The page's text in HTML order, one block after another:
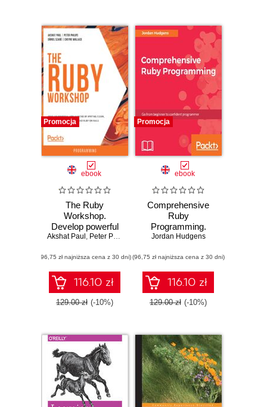
Promocja
ebook
The Ruby
Workshop.
Develop powerful
applications by
expressive code
with Ruby and
Ruby on Rails
Akshat Paul , Peter Philips Dániel Szabó,Cheyne Wallace
(96,75 zł najniższa cena z 30 dni)
116.10 zł
129.00 zł (-10%)
Promocja
ebook
Comprehensive
Ruby
Programming.
From beginner to
programmer
Jordan Hudgens
(96,75 zł najniższa cena z 30 dni)
116.10 zł
129.00 zł (-10%)